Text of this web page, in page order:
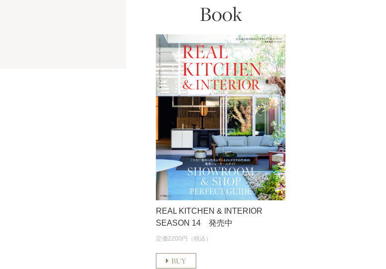
Book
REAL KITCHEN & INTERIOR
SEASON 14 発売中
定価2200円（税込）
BUY